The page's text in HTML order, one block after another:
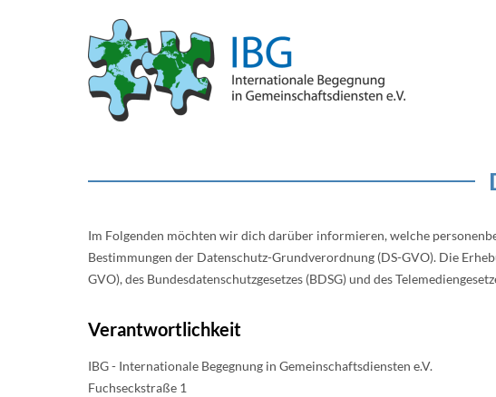
Im Folgenden möchten wir dich darüber informieren, welche
Bestimmungen der Datenschutz-Grundverordnung (DS-GVO). Die
GVO), des Bundesdatenschutzgesetzes (BDSG) und des
Verantwortlichkeit
IBG - Internationale Begegnung in Gemeinschaftsdiensten e.V.
Fuchseckstraße 1